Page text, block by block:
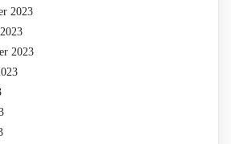
2023
2023